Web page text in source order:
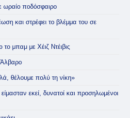
ποδόσφαιρο
και στρέφει το βλέμμα του σε
μπαμ με Χέιζ Ντέιβις
Άλβαρο
θέλουμε πολύ τη νίκη»
εκεί, δυνατοί και προσηλωμένοι